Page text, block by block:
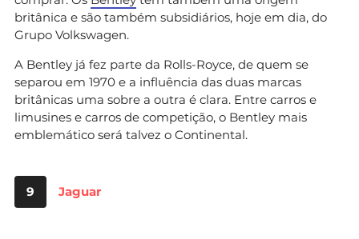
britânica e são também subsidiários, hoje em dia, do
Grupo Volkswagen.
A Bentley já fez parte da Rolls-Royce, de quem se
separou em 1970 e a influência das duas marcas
britânicas uma sobre a outra é clara. Entre carros e
limusines e carros de competição, o Bentley mais
emblemático será talvez o Continental.
9 Jaguar